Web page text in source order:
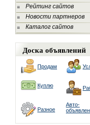
Рейтинг сайтов
Новости партнеров
Каталог сайтов
Доска объявлений
Продам
Куплю
Разное
Авто-